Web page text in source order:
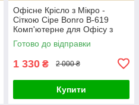
Офісне Крісло з Мікро -
Сіткою Сіре Bonro B-619
Комп'ютерне для Офісу з
Сітчастою Спинкою для
Персоналу для Клієнтів
Готово до відправки
1 330 ₴ 2 000 ₴
Купити